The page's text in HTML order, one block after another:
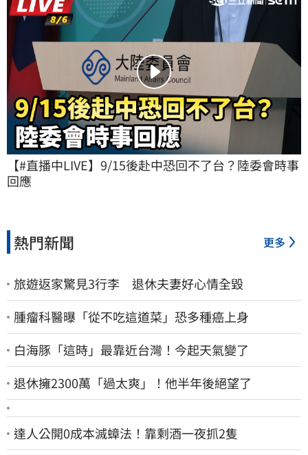
【#直播中LIVE】9/15後赴中恐回不了台？陸委會時事
回應
熱門新聞 更多
旅遊返家驚見3行李 退休夫妻好心情全毀
腫瘤科醫曝「從不吃這道菜」恐多種癌上身
白海豚「這時」最靠近台灣！今起天氣變了
退休擁2300萬「過太爽」！他半年後絕望了
達人公開0成本滅蟑法！靠剩酒一夜抓2隻